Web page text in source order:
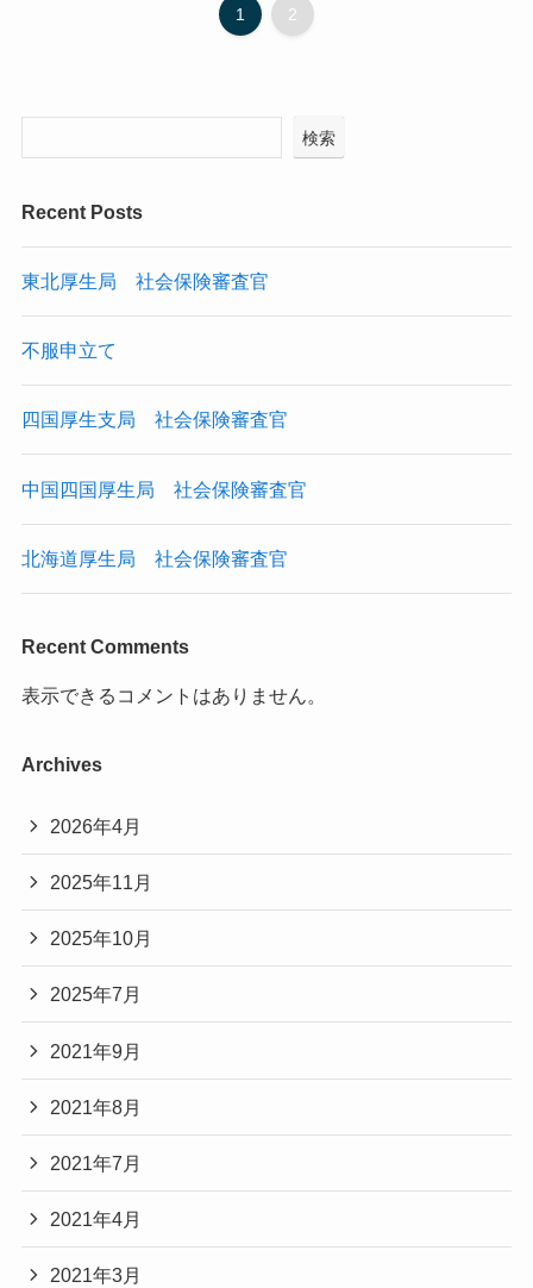
1 2
検索
Recent Posts
東北厚生局 社会保険審査官
不服申立て
四国厚生支局 社会保険審査官
中国四国厚生局 社会保険審査官
北海道厚生局 社会保険審査官
Recent Comments
表示できるコメントはありません。
Archives
2026年4月
2025年11月
2025年10月
2025年7月
2021年9月
2021年8月
2021年7月
2021年4月
2021年3月